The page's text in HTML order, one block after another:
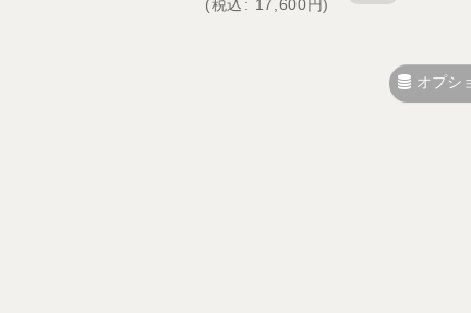
(税込 : 17,600円)
オプシ